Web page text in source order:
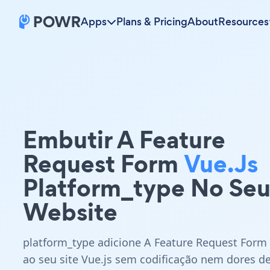
Apps Plans & PricingAboutResources
Embutir A Feature
Request FormVue.js
Platform_type No Seu
Website
platform_type adicione A Feature Request Form
ao seu site Vue.js sem codificação nem dores